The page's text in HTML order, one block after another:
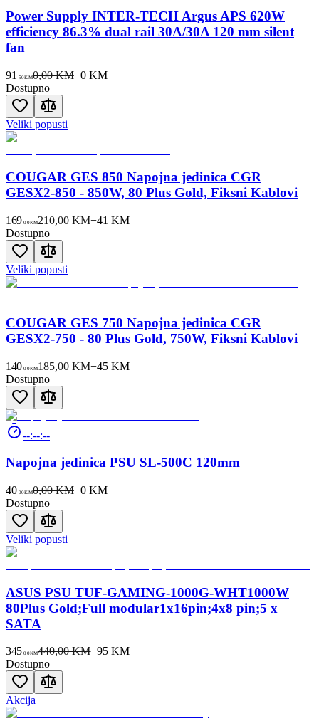
Power Supply INTER-TECH Argus APS 620W
efficiency 86.3% dual rail 30A/30A 120 mm silent
fan
91 50KM0,00 KM−0KM
Dostupno
Veliki popusti
COUGAR GES 850 Napojna jedinica CGR
GESX2-850 - 850W, 80 Plus Gold, Fiksni Kablovi
169 00KM210,00 KM−41 KM
Dostupno
Veliki popusti
COUGAR GES 750 Napojna jedinica CGR
GESX2-750 - 80 Plus Gold, 750W, Fiksni Kablovi
140 00KM185,00 KM−45 KM
Dostupno
--:--:--
Napojna jedinica PSU SL-500C 120mm
40 00KM0,00 KM−0KM
Dostupno
Veliki popusti
ASUS PSU TUF-GAMING-1000G-WHT1000W
80Plus Gold;Full modular1x16pin;4x8 pin;5 x
SATA
345 00KM440,00 KM−95 KM
Dostupno
Akcija